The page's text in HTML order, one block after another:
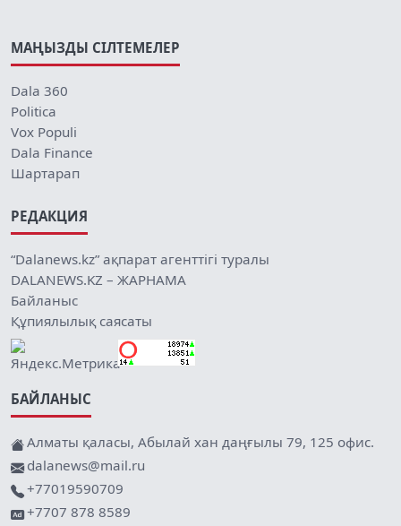
МАҢЫЗДЫ СІЛТЕМЕЛЕР
Dala 360
Politica
Vox Populi
Dala Finance
Шартарап
РЕДАКЦИЯ
“Dalanews.kz” ақпарат агенттігі туралы
DALANEWS.KZ – ЖАРНАМА
Байланыс
Құпиялылық саясаты
БАЙЛАНЫС
Алматы қаласы, Абылай хан даңғылы 79, 125 офис.
dalanews@mail.ru
+77019590709
+7707 878 8589